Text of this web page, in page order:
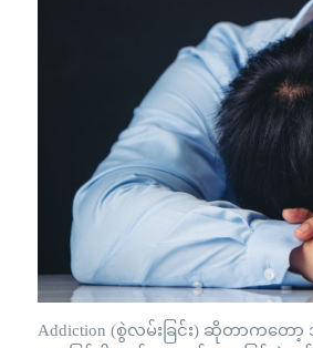
Addiction (စွဲလမ်းခြင်း) ဆိုတာက